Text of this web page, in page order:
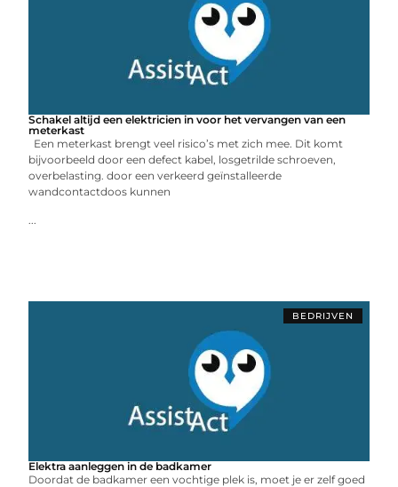
Schakel altijd een elektricien in voor het vervangen van een
meterkast
Een meterkast brengt veel risico’s met zich mee. Dit komt
bijvoorbeeld door een defect kabel, losgetrilde schroeven,
overbelasting. door een verkeerd geïnstalleerde
wandcontactdoos kunnen
...
BEDRIJVEN
Elektra aanleggen in de badkamer
Doordat de badkamer een vochtige plek is, moet je er zelf goed